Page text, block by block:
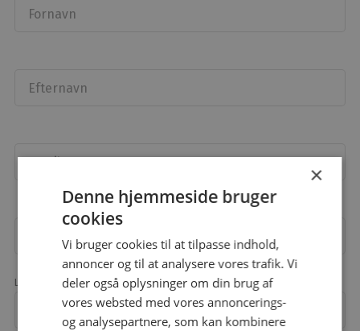
Fornavn
Efternavn
Email
Adgangskode
Landekode
Mobil
×
Denne hjemmeside bruger
cookies
Vi bruger cookies til at tilpasse indhold,
annoncer og til at analysere vores trafik. Vi
deler også oplysninger om din brug af
vores websted med vores annoncerings-
og analysepartnere, som kan kombinere